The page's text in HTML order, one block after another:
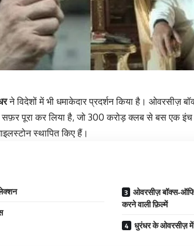
ने विदेशों में भी धमाकेदार प्रदर्शन किया है। ओवरसीज़
पूरा कर लिया है, जो 300 करोड़ क्लब से बस एक इंच
स्थापित किए हैं।
ओवरसीज़
करने वाली फ़िल्में
धुरंधर के ओवरसीज़ में